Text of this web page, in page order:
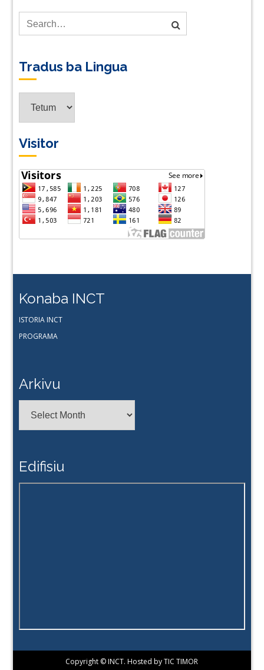
Tradus ba Lingua
Visitor
Konaba INCT
ISTORIA INCT
PROGRAMA
Arkivu
Edifisiu
Copyright © INCT. Hosted by TIC TIMOR